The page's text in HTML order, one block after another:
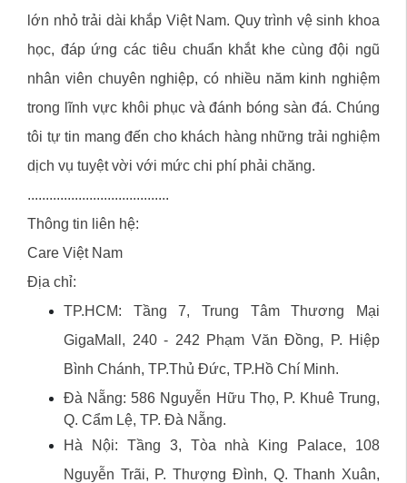
lớn nhỏ trải dài khắp Việt Nam. Quy trình vệ sinh khoa
học, đáp ứng các tiêu chuẩn khắt khe cùng đội ngũ
nhân viên chuyên nghiệp, có nhiều năm kinh nghiệm
trong lĩnh vực khôi phục và đánh bóng sàn đá. Chúng
tôi tự tin mang đến cho khách hàng những trải nghiệm
dịch vụ tuyệt vời với mức chi phí phải chăng.
.......................................
Thông tin liên hệ:
Care Việt Nam
Địa chỉ:
TP.HCM: Tầng 7, Trung Tâm Thương Mại
GigaMall, 240 - 242 Phạm Văn Đồng, P. Hiệp
Bình Chánh, TP.Thủ Đức, TP.Hồ Chí Minh.
Đà Nẵng: 586 Nguyễn Hữu Thọ, P. Khuê Trung,
Q. Cẩm Lệ, TP. Đà Nẵng.
Hà Nội: Tầng 3, Tòa nhà King Palace, 108
Nguyễn Trãi, P. Thượng Đình, Q. Thanh Xuân,